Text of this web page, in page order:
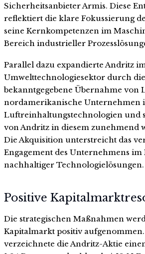
Sicherheitsanbieter Armis. Diese
reflektiert die klare Fokussierung
seine Kernkompetenzen im
Bereich industrieller
Parallel dazu expandierte Andritz
Umwelttechnologiesektor durch
bekanntgegebene Übernahme von
nordamerikanische Unternehmen
Luftreinhaltungstechnologien und
von Andritz in diesem zunehmend
Die Akquisition unterstreicht das
Engagement des Unternehmens im
nachhaltiger Technologielösungen.
Positive
Die strategischen Maßnahmen
Kapitalmarkt positiv aufgenommen.
verzeichnete die Andritz-Aktie